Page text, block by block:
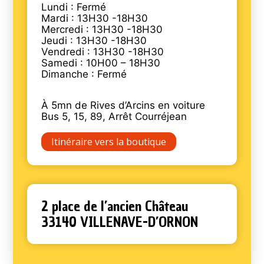
Lundi : Fermé
Mardi : 13H30 -18H30
Mercredi : 13H30 -18H30
Jeudi : 13H30 -18H30
Vendredi : 13H30 -18H30
Samedi : 10H00 – 18H30
Dimanche : Fermé
À 5mn de Rives d’Arcins en voiture
Bus 5, 15, 89, Arrêt Courréjean
Itinéraire vers la boutique
2 place de l’ancien Château
33140 VILLENAVE-D’ORNON